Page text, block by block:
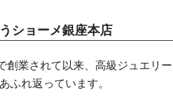
ショーメ銀座本店
創業されて以来、高級ジュエリ
ふれ返っています。